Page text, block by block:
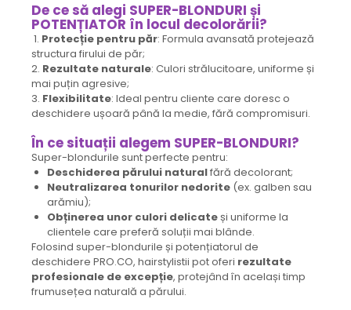
De ce să alegi SUPER-BLONDURI și
POTENȚIATOR în locul decolorării?
1. Protecție pentru păr: Formula avansată protejează
structura firului de păr;
2. Rezultate naturale: Culori strălucitoare, uniforme și
mai puțin agresive;
3. Flexibilitate: Ideal pentru cliente care doresc o
deschidere ușoară până la medie, fără compromisuri.
În ce situații alegem SUPER-BLONDURI?
Super-blondurile sunt perfecte pentru:
Deschiderea părului naturalfără decolorant;
Neutralizarea tonurilor nedorite (ex. galben sau
arămiu);
Obținerea unor culori delicateși uniforme la
clientele care preferă soluții mai blânde.
Folosind super-blondurile și potențiatorul de
deschidere PRO.CO, hairstylistii pot oferi rezultate
profesionale de excepție, protejând în același timp
frumusețea naturală a părului.